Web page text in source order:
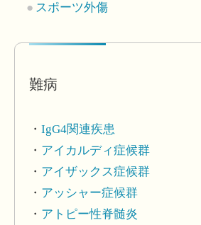
スポーツ外傷
難病
IgG4関連疾患
アイカルディ症候群
アイザックス症候群
アッシャー症候群
アトピー性脊髄炎